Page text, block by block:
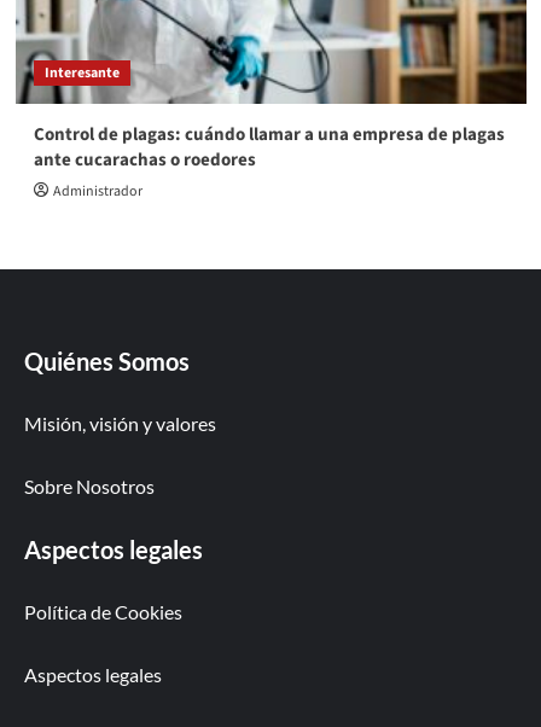
Interesante
Control de plagas: cuándo llamar a una empresa de plagas
ante cucarachas o roedores
Administrador
Quiénes Somos
Misión, visión y valores
Sobre Nosotros
Aspectos legales
Política de Cookies
Aspectos legales